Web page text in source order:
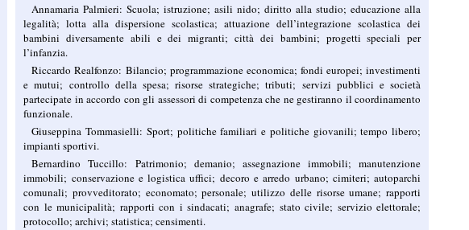
Annamaria Palmieri: Scuola; istruzione; asili nido; diritto alla studio; educazione alla
legalità; lotta alla dispersione scolastica; attuazione dell’integrazione scolastica dei
bambini diversamente abili e dei migranti; città dei bambini; progetti speciali per
l’infanzia.
Riccardo Realfonzo: Bilancio; programmazione economica; fondi europei; investimenti
e mutui; controllo della spesa; risorse strategiche; tributi; servizi pubblici e società
partecipate in accordo con gli assessori di competenza che ne gestiranno il coordinamento
funzionale.
Giuseppina Tommasielli: Sport; politiche familiari e politiche giovanili; tempo libero;
impianti sportivi.
Bernardino Tuccillo: Patrimonio; demanio; assegnazione immobili; manutenzione
immobili; conservazione e logistica uffici; decoro e arredo urbano; cimiteri; autoparchi
comunali; provveditorato; economato; personale; utilizzo delle risorse umane; rapporti
con le municipalità; rapporti con i sindacati; anagrafe; stato civile; servizio elettorale;
protocollo; archivi; statistica; censimenti.